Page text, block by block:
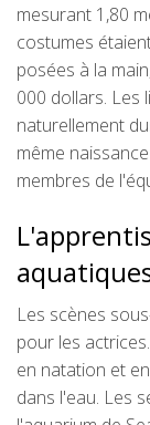
mesurant 1,80
costumes
posées à la
000 dollars. Les
naturellement
même
membres de
Les scènes
pour les
en natation et
dans l'eau. Les